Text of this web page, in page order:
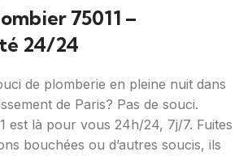
75011 –
24/24
de plomberie en pleine nuit dans
de Paris? Pas de souci.
est là pour vous 24h/24, 7j/7. Fuites
bouchées ou d’autres soucis, ils